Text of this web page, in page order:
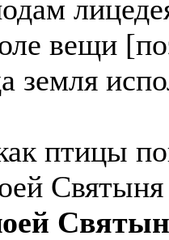
вещи
земля
птицы
Святыня